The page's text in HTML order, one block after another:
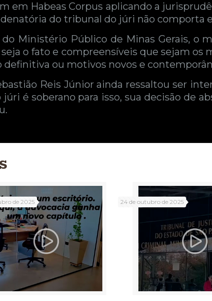
em Habeas Corpus aplicando a
do tribunal do júri não comporta
do Ministério Público de Minas Gerais,
o fato e compreensíveis que sejam os
ou motivos novos e
Reis Júnior ainda ressaltou ser
é soberano para isso, sua decisão de
de 2025 24 de outubro de 2025